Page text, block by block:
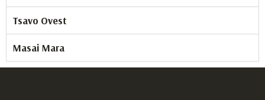
Tsavo Ovest
Masai Mara